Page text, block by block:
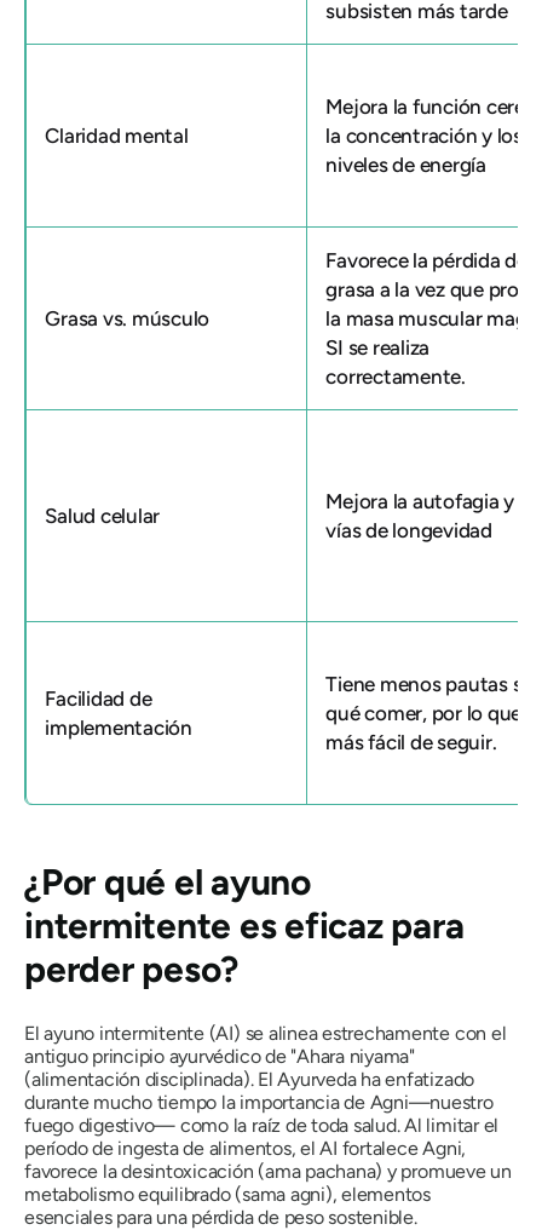
subsisten más tarde
Claridad mental
Mejora la función
la concentración y los
niveles de energía
Grasa vs. músculo
Favorece la pérdida de
grasa a la vez que
la masa muscular
SI se realiza
correctamente.
Salud celular
Mejora la autofagia y
vías de longevidad
Facilidad de
implementación
Tiene menos pautas
qué comer, por lo que
más fácil de seguir.
¿Por qué el ayuno
intermitente es eficaz para
perder peso?
El ayuno intermitente (AI) se alinea estrechamente con el
antiguo principio ayurvédico de "Ahara niyama"
(alimentación disciplinada). El Ayurveda ha enfatizado
durante mucho tiempo la importancia de Agni—nuestro
fuego digestivo— como la raíz de toda salud. Al limitar el
período de ingesta de alimentos, el AI fortalece Agni,
favorece la desintoxicación (ama pachana) y promueve un
metabolismo equilibrado (sama agni), elementos
esenciales para una pérdida de peso sostenible.